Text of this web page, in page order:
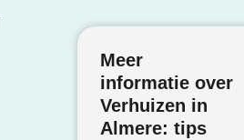
Meer
informatie over
Verhuizen in
Almere: tips